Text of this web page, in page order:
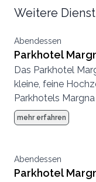
Weitere
Abendessen
Parkhotel
Murütsch
Das Parkhotel
kleine, feine
Parkhotels
& Osteria
geniessen Sie
Sizilien.
mehr erfahren
Abendessen
Parkhotel